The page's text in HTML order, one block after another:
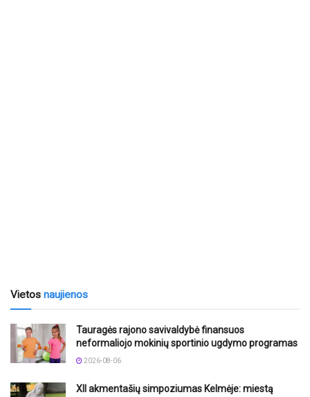
Vietos naujienos
Tauragės rajono savivaldybė finansuos
neformaliojo mokinių sportinio ugdymo programas
2026-08-06
XII akmentašių simpoziumas Kelmėje: miestą